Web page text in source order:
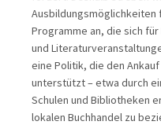
Ausbildungsmöglichkeiten
Programme an, die sich
und
eine Politik, die den
unterstützt – etwa durch
Schulen und Bibliotheken
lokalen Buchhandel zu